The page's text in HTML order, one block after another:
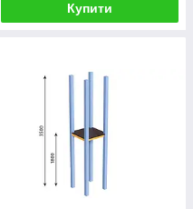
Купити